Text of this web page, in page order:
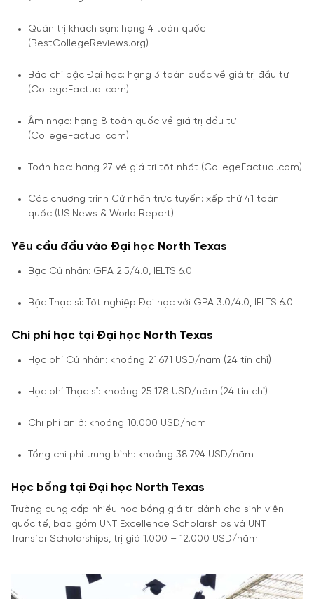
Quản trị khách sạn: hạng 4 toàn quốc
(BestCollegeReviews.org)
Báo chí bậc Đại học: hạng 3 toàn quốc về giá trị đầu tư
(CollegeFactual.com)
Âm nhạc: hạng 8 toàn quốc về giá trị đầu tư
(CollegeFactual.com)
Toán học: hạng 27 về giá trị tốt nhất (CollegeFactual.com)
Các chương trình Cử nhân trực tuyến: xếp thứ 41 toàn
quốc (US.News & World Report)
Yêu cầu đầu vào Đại học North Texas
Bậc Cử nhân: GPA 2.5/4.0, IELTS 6.0
Bậc Thạc sĩ: Tốt nghiệp Đại học với GPA 3.0/4.0, IELTS 6.0
Chi phí học tại Đại học North Texas
Học phí Cử nhân: khoảng 21.671 USD/năm (24 tín chỉ)
Học phí Thạc sĩ: khoảng 25.178 USD/năm (24 tín chỉ)
Chi phí ăn ở: khoảng 10.000 USD/năm
Tổng chi phí trung bình: khoảng 38.794 USD/năm
Học bổng tại Đại học North Texas
Trường cung cấp nhiều học bổng giá trị dành cho sinh viên
quốc tế, bao gồm UNT Excellence Scholarships và UNT
Transfer Scholarships, trị giá 1.000 – 12.000 USD/năm.